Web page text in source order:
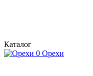
Каталог
Орехи